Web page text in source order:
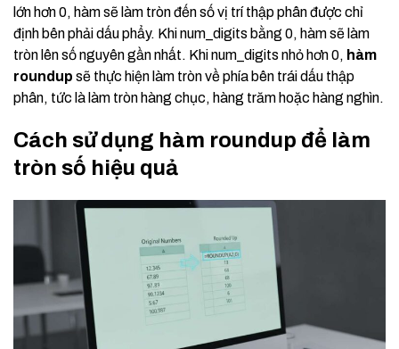
lớn hơn 0, hàm sẽ làm tròn đến số vị trí thập phân được chỉ
định bên phải dấu phẩy. Khi num_digits bằng 0, hàm sẽ làm
tròn lên số nguyên gần nhất. Khi num_digits nhỏ hơn 0, hàm
roundup sẽ thực hiện làm tròn về phía bên trái dấu thập
phân, tức là làm tròn hàng chục, hàng trăm hoặc hàng nghìn.
Cách sử dụng hàm roundup để làm
tròn số hiệu quả